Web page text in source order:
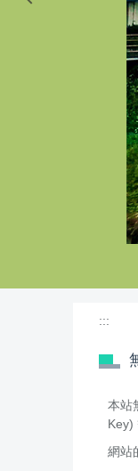
:::
本站
Key)
網站